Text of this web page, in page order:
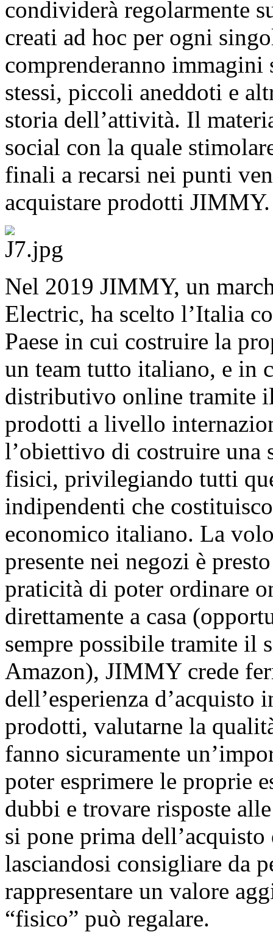
condividerà regolarmente
creati ad hoc per ogni
comprenderanno
stessi, piccoli aneddoti e
storia dell’attività. Il
social con la quale
finali a recarsi nei punti
acquistare prodotti JIMMY.
Nel 2019 JIMMY, un
Electric, ha scelto l’Italia
Paese in cui costruire la
un team tutto italiano, e in
distributivo online tramite
prodotti a livello
l’obiettivo di costruire una
fisici, privilegiando tutti
indipendenti che
economico italiano. La
presente nei negozi è
praticità di poter ordinare
direttamente a casa
sempre possibile tramite il
Amazon), JIMMY crede
dell’esperienza d’acquisto
prodotti, valutarne la
fanno sicuramente
poter esprimere le proprie
dubbi e trovare risposte
si pone prima
lasciandosi consigliare da
rappresentare un valore
“fisico” può regalare.